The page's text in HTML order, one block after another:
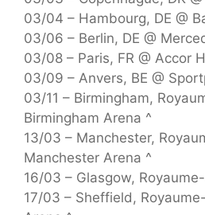
03/04 – Hambourg, DE @
03/06 – Berlin, DE @
03/08 – Paris, FR @ Accor
03/09 – Anvers, BE @
03/11 – Birmingham,
Birmingham Arena ^
13/03 – Manchester,
Manchester Arena ^
16/03 – Glasgow,
17/03 – Sheffield,